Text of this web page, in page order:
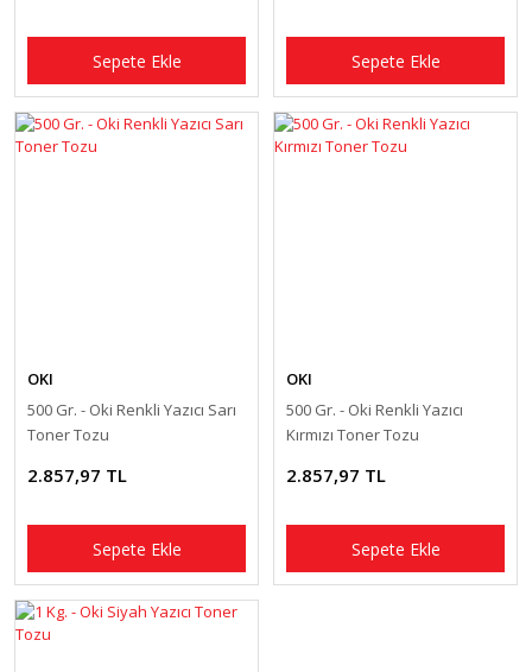
Sepete Ekle Sepete Ekle
OKI
500 Gr. - Oki Renkli Yazıcı Sarı
Toner Tozu
2.857,97 TL
Sepete Ekle
OKI
500 Gr. - Oki Renkli Yazıcı
Kırmızı Toner Tozu
2.857,97 TL
Sepete Ekle